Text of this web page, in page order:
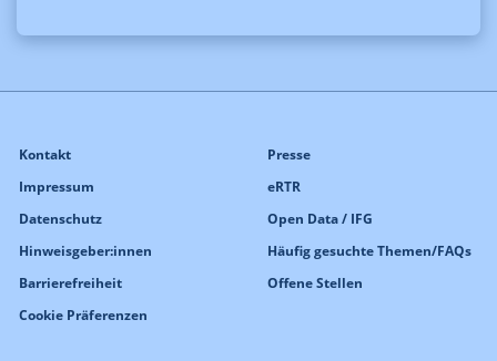
Kontakt
Impressum
Datenschutz
Hinweisgeber:innen
Barrierefreiheit
Cookie Präferenzen
Presse
eRTR
Open Data / IFG
Häufig gesuchte Themen/FAQs
Offene Stellen